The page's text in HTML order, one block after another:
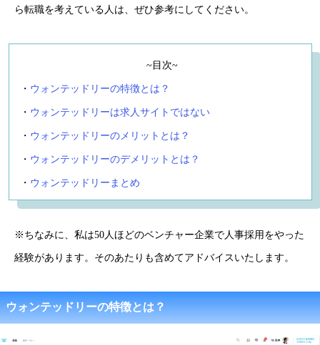
ら転職を考えている人は、ぜひ参考にしてください。
~目次~
・ ウォンテッドリーの特徴とは？
・ ウォンテッドリーは求人サイトではない
・ ウォンテッドリーのメリットとは？
・ ウォンテッドリーのデメリットとは？
・ ウォンテッドリーまとめ
※ちなみに、私は50人ほどのベンチャー企業で人事採用をやった
経験があります。そのあたりも含めてアドバイスいたします。
ウォンテッドリーの特徴とは？